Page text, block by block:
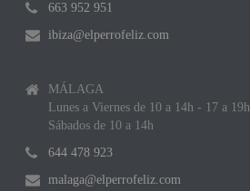
663 952 951
ibiza@elperrofeliz.com
MÁLAGA
Lunes a Viernes de 10 a 14h - 17 a 19h
Sábados de 10 a 14h
644 478 923
malaga@elperrofeliz.com